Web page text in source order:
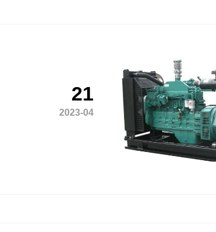
21
2023-04